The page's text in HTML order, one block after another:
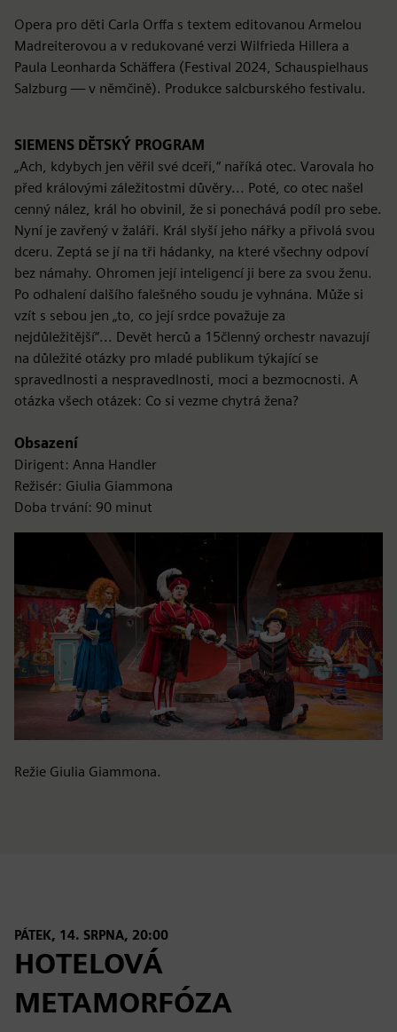
Opera pro děti Carla Orffa s textem editovanou Armelou
Madreiterovou a v redukované verzi Wilfrieda Hillera a
Paula Leonharda Schäffera (Festival 2024, Schauspielhaus
Salzburg — v němčině). Produkce salcburského festivalu.
SIEMENS DĚTSKÝ PROGRAM
„Ach, kdybych jen věřil své dceři,“ naříká otec. Varovala ho
před královými záležitostmi důvěry... Poté, co otec našel
cenný nález, král ho obvinil, že si ponechává podíl pro sebe.
Nyní je zavřený v žaláři. Král slyší jeho nářky a přivolá svou
dceru. Zeptá se jí na tři hádanky, na které všechny odpoví
bez námahy. Ohromen její inteligencí ji bere za svou ženu.
Po odhalení dalšího falešného soudu je vyhnána. Může si
vzít s sebou jen „to, co její srdce považuje za
nejdůležitější“... Devět herců a 15členný orchestr navazují
na důležité otázky pro mladé publikum týkající se
spravedlnosti a nespravedlnosti, moci a bezmocnosti. A
otázka všech otázek: Co si vezme chytrá žena?
Obsazení
Dirigent: Anna Handler
Režisér: Giulia Giammona
Doba trvání: 90 minut
Režie Giulia Giammona.
PÁTEK, 14. SRPNA, 20:00
HOTELOVÁ
METAMORFÓZA